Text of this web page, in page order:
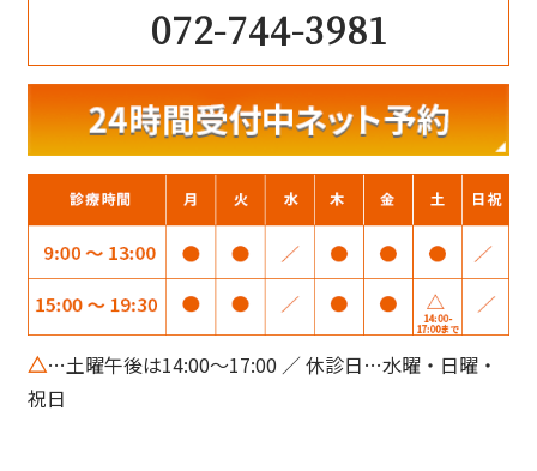
072-744-3981
△…土曜午後は14:00～17:00 ／ 休診日…水曜・日曜・
祝日